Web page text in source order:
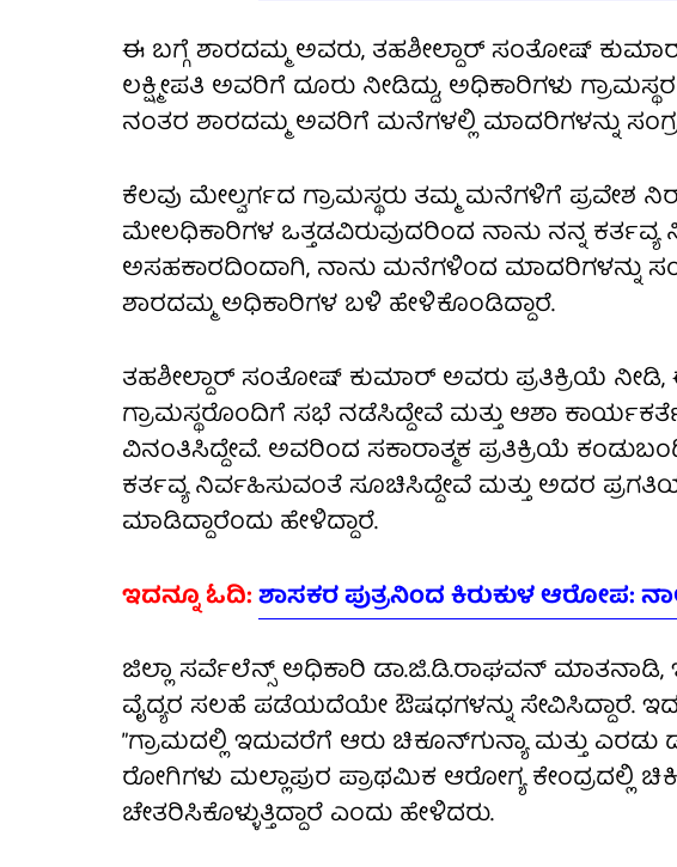
ಈ ಬಗ್ಗೆ ಶಾರದಮ್ಮ ಅವರು, ತಹಶೀಲ್ದಾರ್ ಸಂತೋಷ್
ಲಕ್ಷ್ಮೀಪತಿ ಅವರಿಗೆ ದೂರು ನೀಡಿದ್ದು, ಅಧಿಕಾರಿಗಳು
ನಂತರ ಶಾರದಮ್ಮ ಅವರಿಗೆ ಮನೆಗಳಲ್ಲಿ ಮಾದರಿಗಳನ್ನು
ಕೆಲವು ಮೇಲ್ವರ್ಗದ ಗ್ರಾಮಸ್ಥರು ತಮ್ಮ ಮನೆಗಳಿಗೆ ಪ್ರವೇಶ
ಮೇಲಧಿಕಾರಿಗಳ ಒತ್ತಡವಿರುವುದರಿಂದ ನಾನು ನನ್ನ ಕರ್ತವ್ಯ
ಅಸಹಕಾರದಿಂದಾಗಿ, ನಾನು ಮನೆಗಳಿಂದ ಮಾದರಿಗಳನ್ನು
ಶಾರದಮ್ಮ ಅಧಿಕಾರಿಗಳ ಬಳಿ ಹೇಳಿಕೊಂಡಿದ್ದಾರೆ.
ತಹಶೀಲ್ದಾರ್ ಸಂತೋಷ್ ಕುಮಾರ್ ಅವರು ಪ್ರತಿಕ್ರಿಯೆ
ಗ್ರಾಮಸ್ಥರೊಂದಿಗೆ ಸಭೆ ನಡೆಸಿದ್ದೇವೆ ಮತ್ತು ಆಶಾ
ವಿನಂತಿಸಿದ್ದೇವೆ. ಅವರಿಂದ ಸಕಾರಾತ್ಮಕ ಪ್ರತಿಕ್ರಿಯೆ
ಕರ್ತವ್ಯ ನಿರ್ವಹಿಸುವಂತೆ ಸೂಚಿಸಿದ್ದೇವೆ ಮತ್ತು ಅದರ
ಮಾಡಿದ್ದಾರೆಂದು ಹೇಳಿದ್ದಾರೆ.
ಇದನ್ನೂ ಓದಿ:ಶಾಸಕರ ಪುತ್ರನಿಂದ ಕಿರುಕುಳ ಆರೋಪ:
ಜಿಲ್ಲಾ ಸರ್ವೆಲೆನ್ಸ್ ಅಧಿಕಾರಿ ಡಾ.ಜಿ.ಡಿ.ರಾಘವನ್ ಮಾತನಾಡಿ,
ವೈದ್ಯರ ಸಲಹೆ ಪಡೆಯದೆಯೇ ಔಷಧಗಳನ್ನು ಸೇವಿಸಿದ್ದಾರೆ.
”ಗ್ರಾಮದಲ್ಲಿ ಇದುವರೆಗೆ ಆರು ಚಿಕೂನ್‌ಗುನ್ಯಾ ಮತ್ತು ಎರಡು
ರೋಗಿಗಳು ಮಲ್ಲಾಪುರ ಪ್ರಾಥಮಿಕ ಆರೋಗ್ಯ ಕೇಂದ್ರದಲ್ಲಿ
ಚೇತರಿಸಿಕೊಳ್ಳುತ್ತಿದ್ದಾರೆ ಎಂದು ಹೇಳಿದರು.